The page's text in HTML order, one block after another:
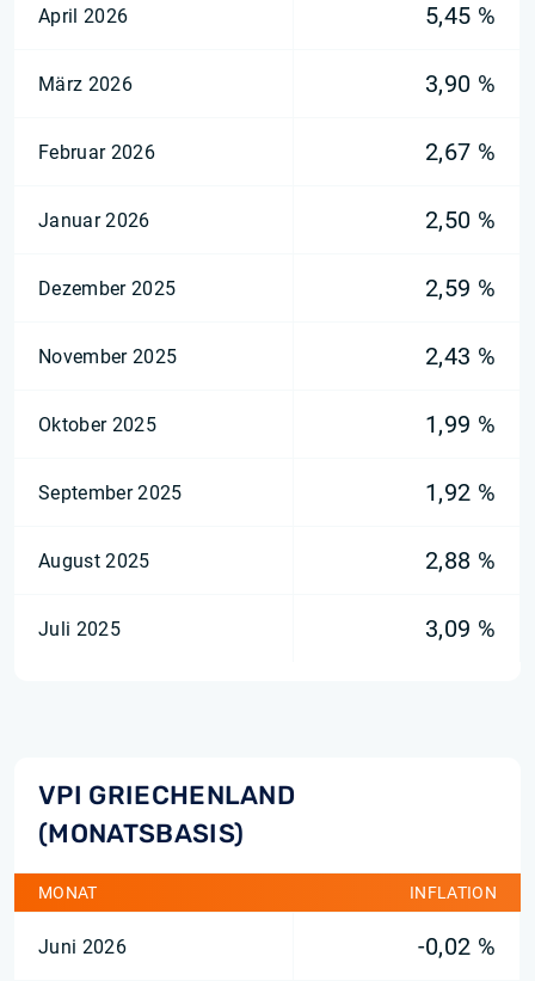
April 2026 5,45 %
März 2026 3,90 %
Februar 2026 2,67 %
Januar 2026 2,50 %
Dezember 2025 2,59 %
November 2025 2,43 %
Oktober 2025 1,99 %
September 2025 1,92 %
August 2025 2,88 %
Juli 2025 3,09 %
VPI GRIECHENLAND
(MONATSBASIS)
MONAT INFLATION
Juni 2026 -0,02 %